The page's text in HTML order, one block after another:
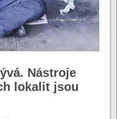
Nástroje
lokalit jsou